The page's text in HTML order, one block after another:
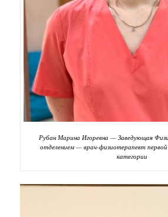
Рубан Марина Игоревна — Заведующая
отделением — врач-физиотерапевт
категории